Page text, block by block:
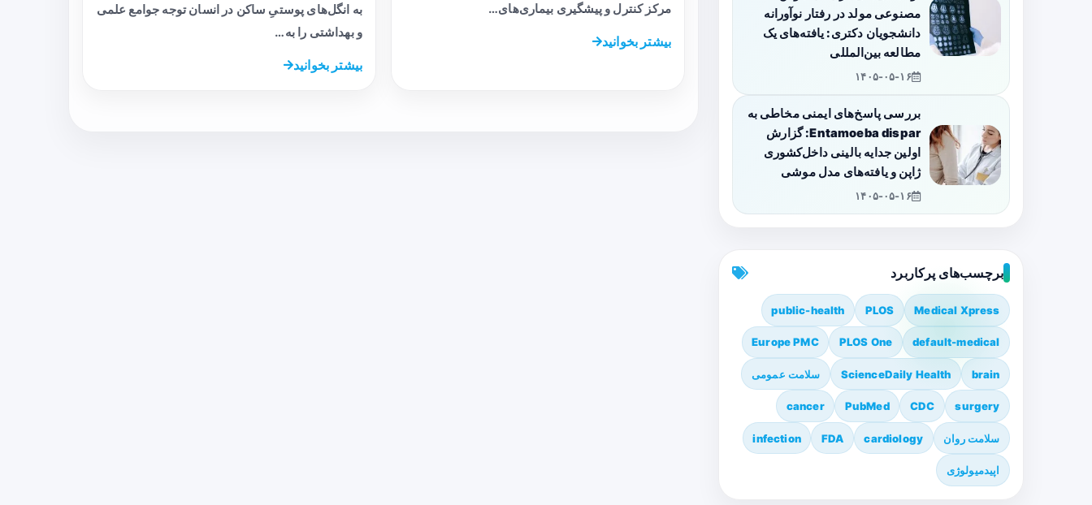
مرکز کنترل و پیشگیری بیماری‌های…
بیشتر بخوانید
به انگل‌های پوستیِ ساکن در انسان توجه جوامع علمی
و بهداشتی را به…
بیشتر بخوانید
مصنوعی مولد در رفتار نوآورانه
دانشجویان دکتری: یافته‌های یک
مطالعه بین‌المللی
۱۴۰۵-۰۵-۱۶
بررسی پاسخ‌های ایمنی مخاطی به
Entamoeba dispar: گزارش
اولین جدایه بالینی داخل‌کشوری
ژاپن و یافته‌های مدل موشی
۱۴۰۵-۰۵-۱۶
برچسب‌های پرکاربرد
Medical Xpress
PLOS
public-health
default-medical
PLOS One
Europe PMC
brain
ScienceDaily Health سلامت عمومی
surgery
CDC
PubMed
cancer
سلامت روان cardiology
FDA
infection
اپیدمیولوژی